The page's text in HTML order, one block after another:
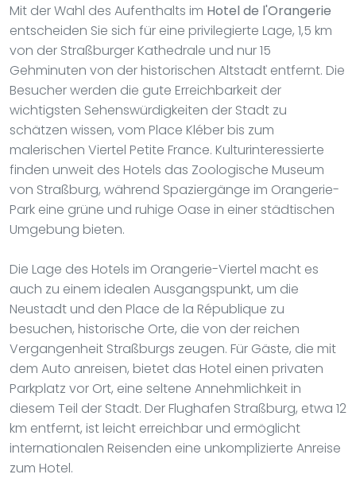
Mit der Wahl des Aufenthalts im Hotel de l'Orangerie
entscheiden Sie sich für eine privilegierte Lage, 1,5 km
von der Straßburger Kathedrale und nur 15
Gehminuten von der historischen Altstadt entfernt. Die
Besucher werden die gute Erreichbarkeit der
wichtigsten Sehenswürdigkeiten der Stadt zu
schätzen wissen, vom Place Kléber bis zum
malerischen Viertel Petite France. Kulturinteressierte
finden unweit des Hotels das Zoologische Museum
von Straßburg, während Spaziergänge im Orangerie-
Park eine grüne und ruhige Oase in einer städtischen
Umgebung bieten.
Die Lage des Hotels im Orangerie-Viertel macht es
auch zu einem idealen Ausgangspunkt, um die
Neustadt und den Place de la République zu
besuchen, historische Orte, die von der reichen
Vergangenheit Straßburgs zeugen. Für Gäste, die mit
dem Auto anreisen, bietet das Hotel einen privaten
Parkplatz vor Ort, eine seltene Annehmlichkeit in
diesem Teil der Stadt. Der Flughafen Straßburg, etwa 12
km entfernt, ist leicht erreichbar und ermöglicht
internationalen Reisenden eine unkomplizierte Anreise
zum Hotel.